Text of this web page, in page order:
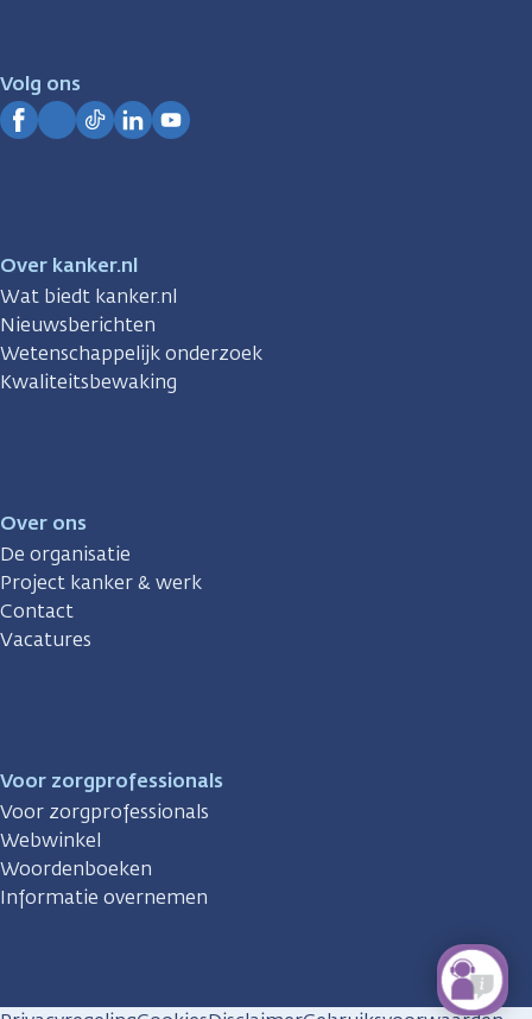
Volg ons
Over kanker.nl
Wat biedt kanker.nl
Nieuwsberichten
Wetenschappelijk onderzoek
Kwaliteitsbewaking
Over ons
De organisatie
Project kanker & werk
Contact
Vacatures
Voor zorgprofessionals
Voor zorgprofessionals
Webwinkel
Woordenboeken
Informatie overnemen